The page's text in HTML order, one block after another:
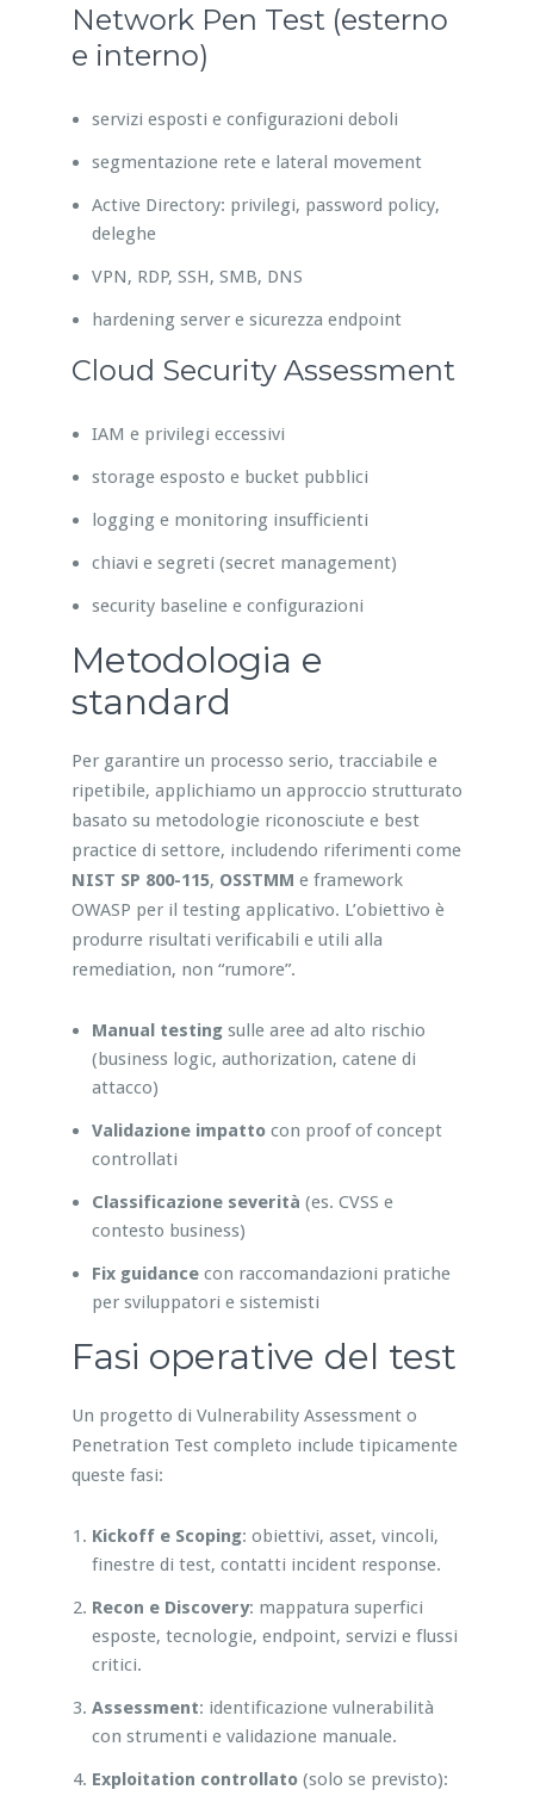
Network Pen Test (esterno
e interno)
servizi esposti e configurazioni deboli
segmentazione rete e lateral movement
Active Directory: privilegi, password policy,
deleghe
VPN, RDP, SSH, SMB, DNS
hardening server e sicurezza endpoint
Cloud Security Assessment
IAM e privilegi eccessivi
storage esposto e bucket pubblici
logging e monitoring insufficienti
chiavi e segreti (secret management)
security baseline e configurazioni
Metodologia e
standard
Per garantire un processo serio, tracciabile e
ripetibile, applichiamo un approccio strutturato
basato su metodologie riconosciute e best
practice di settore, includendo riferimenti come
NIST SP 800-115, OSSTMM e framework
OWASP per il testing applicativo. L’obiettivo è
produrre risultati verificabili e utili alla
remediation, non “rumore”.
Manual testingsulle aree ad alto rischio
(business logic, authorization, catene di
attacco)
Validazione impattocon proof of concept
controllati
Classificazione severità (es. CVSS e
contesto business)
Fix guidancecon raccomandazioni pratiche
per sviluppatori e sistemisti
Fasi operative del test
Un progetto di Vulnerability Assessment o
Penetration Test completo include tipicamente
queste fasi:
Kickoff e Scoping: obiettivi, asset, vincoli,
finestre di test, contatti incident response.
Recon e Discovery: mappatura superfici
esposte, tecnologie, endpoint, servizi e flussi
critici.
Assessment: identificazione vulnerabilità
con strumenti e validazione manuale.
Exploitation controllato(solo se previsto):